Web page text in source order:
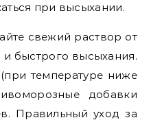
при высыхании.
свежий раствор от
быстрого высыхания.
температуре ниже
добавки
Правильный уход за